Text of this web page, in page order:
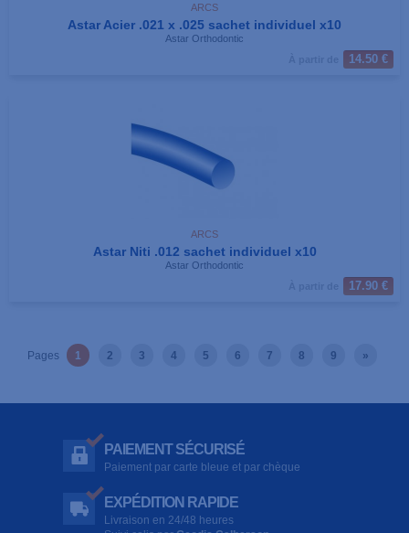
ARCS
Astar Acier .021 x .025 sachet individuel x10
Astar Orthodontic
14.50 €
ARCS
Astar Niti .012 sachet individuel x10
Astar Orthodontic
17.90 €
Pages 1 2 3 4 5 6 7 8 9 »
PAIEMENT SÉCURISÉ
Paiement par carte bleue et par chèque
EXPÉDITION RAPIDE
Livraison en 24/48 heures